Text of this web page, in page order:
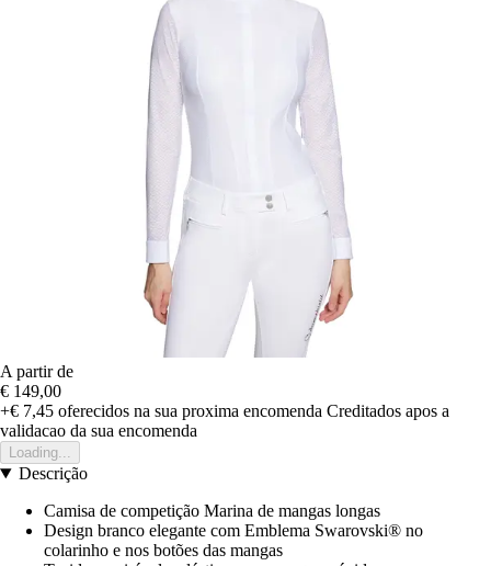
A partir de
€ 149,00
+€ 7,45 oferecidos na sua proxima encomenda Creditados apos a
validacao da sua encomenda
Loading...
Descrição
Camisa de competição Marina de mangas longas
Design branco elegante com Emblema Swarovski® no
colarinho e nos botões das mangas